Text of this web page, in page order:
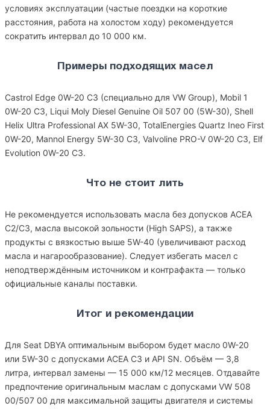
условиях эксплуатации (частые поездки на короткие
расстояния, работа на холостом ходу) рекомендуется
сократить интервал до 10 000 км.
Примеры подходящих масел
Castrol Edge 0W-20 C3 (специально для VW Group), Mobil 1
0W-20 C3, Liqui Moly Diesel Genuine Oil 507 00 (5W-30), Shell
Helix Ultra Professional AX 5W-30, TotalEnergies Quartz Ineo First
0W-20, Mannol Energy 5W-30 C3, Valvoline PRO-V 0W-20 C3, Elf
Evolution 0W-20 C3.
Что не стоит лить
Не рекомендуется использовать масла без допусков ACEA
C2/C3, масла высокой зольности (High SAPS), а также
продукты с вязкостью выше 5W-40 (увеличивают расход
масла и нагарообразование). Следует избегать масел с
неподтверждённым источником и контрафакта — только
официальные каналы поставки.
Итог и рекомендации
Для Seat DBYA оптимальным выбором будет масло 0W-20
или 5W-30 с допусками ACEA C3 и API SN. Объём — 3,8
литра, интервал замены — 15 000 км/12 месяцев. Отдавайте
предпочтение оригинальным маслам с допусками VW 508
00/507 00 для максимальной защиты двигателя и системы